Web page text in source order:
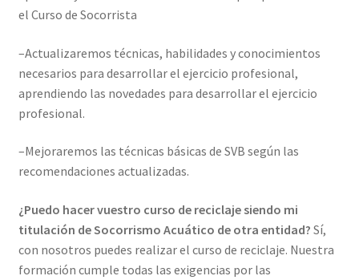
el Curso de Socorrista
–Actualizaremos técnicas, habilidades y conocimientos
necesarios para desarrollar el ejercicio profesional,
aprendiendo las novedades para desarrollar el ejercicio
profesional.
–Mejoraremos las técnicas básicas de SVB según las
recomendaciones actualizadas.
¿Puedo hacer vuestro curso de reciclaje siendo mi
titulación de Socorrismo Acuático de otra entidad? Sí,
con nosotros puedes realizar el curso de reciclaje. Nuestra
formación cumple todas las exigencias por las